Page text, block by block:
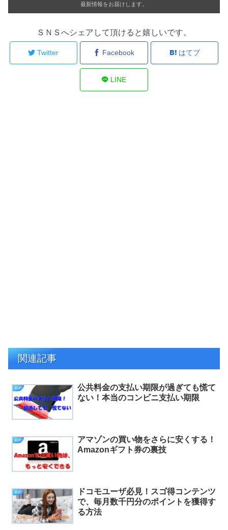
最新情報をお届けします。
ＳＮＳへシェアして頂けると嬉しいです。
Twitter Facebook はてブ
LINE
関連記事
節約
公共料金の支払い期限が過ぎても慌て
ない！本当のコンビニ支払い期限
節約
アマゾンの買い物をさらに安くする！
Amazonギフト券の裏技
節約
ドコモユーザ必見！スゴ得コンテンツ
で、毎月数千円分のポイントを獲得す
る方法